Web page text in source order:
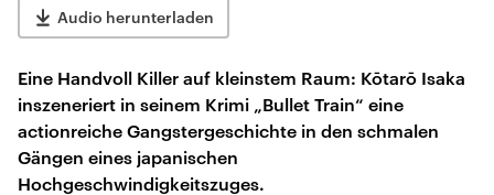
Audio herunterladen
Eine Handvoll Killer auf kleinstem Raum: Kōtarō Isaka
inszeneriert in seinem Krimi „Bullet Train“ eine
actionreiche Gangstergeschichte in den schmalen
Gängen eines japanischen
Hochgeschwindigkeitszuges.